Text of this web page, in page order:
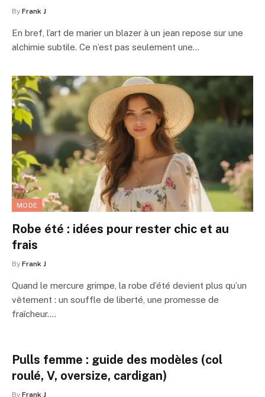
By Frank J
En bref, l’art de marier un blazer à un jean repose sur une
alchimie subtile. Ce n’est pas seulement une…
MODE
Robe été : idées pour rester chic et au
frais
By Frank J
Quand le mercure grimpe, la robe d’été devient plus qu’un
vêtement : un souffle de liberté, une promesse de
fraîcheur.…
Pulls femme : guide des modèles (col
roulé, V, oversize, cardigan)
By Frank J